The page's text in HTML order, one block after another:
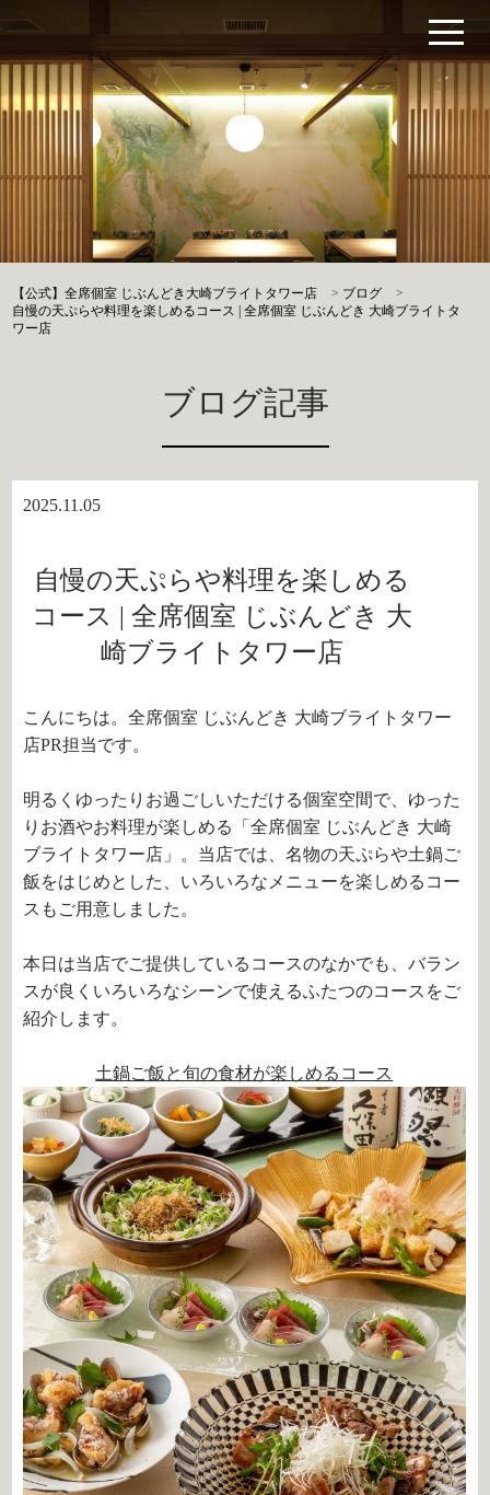
【公式】全席個室 じぶんどき大崎ブライトタワー店 > ブログ
>
自慢の天ぷらや料理を楽しめるコース | 全席個室 じぶんどき 大崎ブライトタ
ワー店
ブログ記事
2025.11.05
自慢の天ぷらや料理を楽しめる
コース | 全席個室 じぶんどき 大
崎ブライトタワー店
こんにちは。全席個室 じぶんどき 大崎ブライトタワー
店PR担当です。
明るくゆったりお過ごしいただける個室空間で、ゆった
りお酒やお料理が楽しめる「全席個室 じぶんどき 大崎
ブライトタワー店」。当店では、名物の天ぷらや土鍋ご
飯をはじめとした、いろいろなメニューを楽しめるコー
スもご用意しました。
本日は当店でご提供しているコースのなかでも、バラン
スが良くいろいろなシーンで使えるふたつのコースをご
紹介します。
土鍋ご飯と旬の食材が楽しめるコース